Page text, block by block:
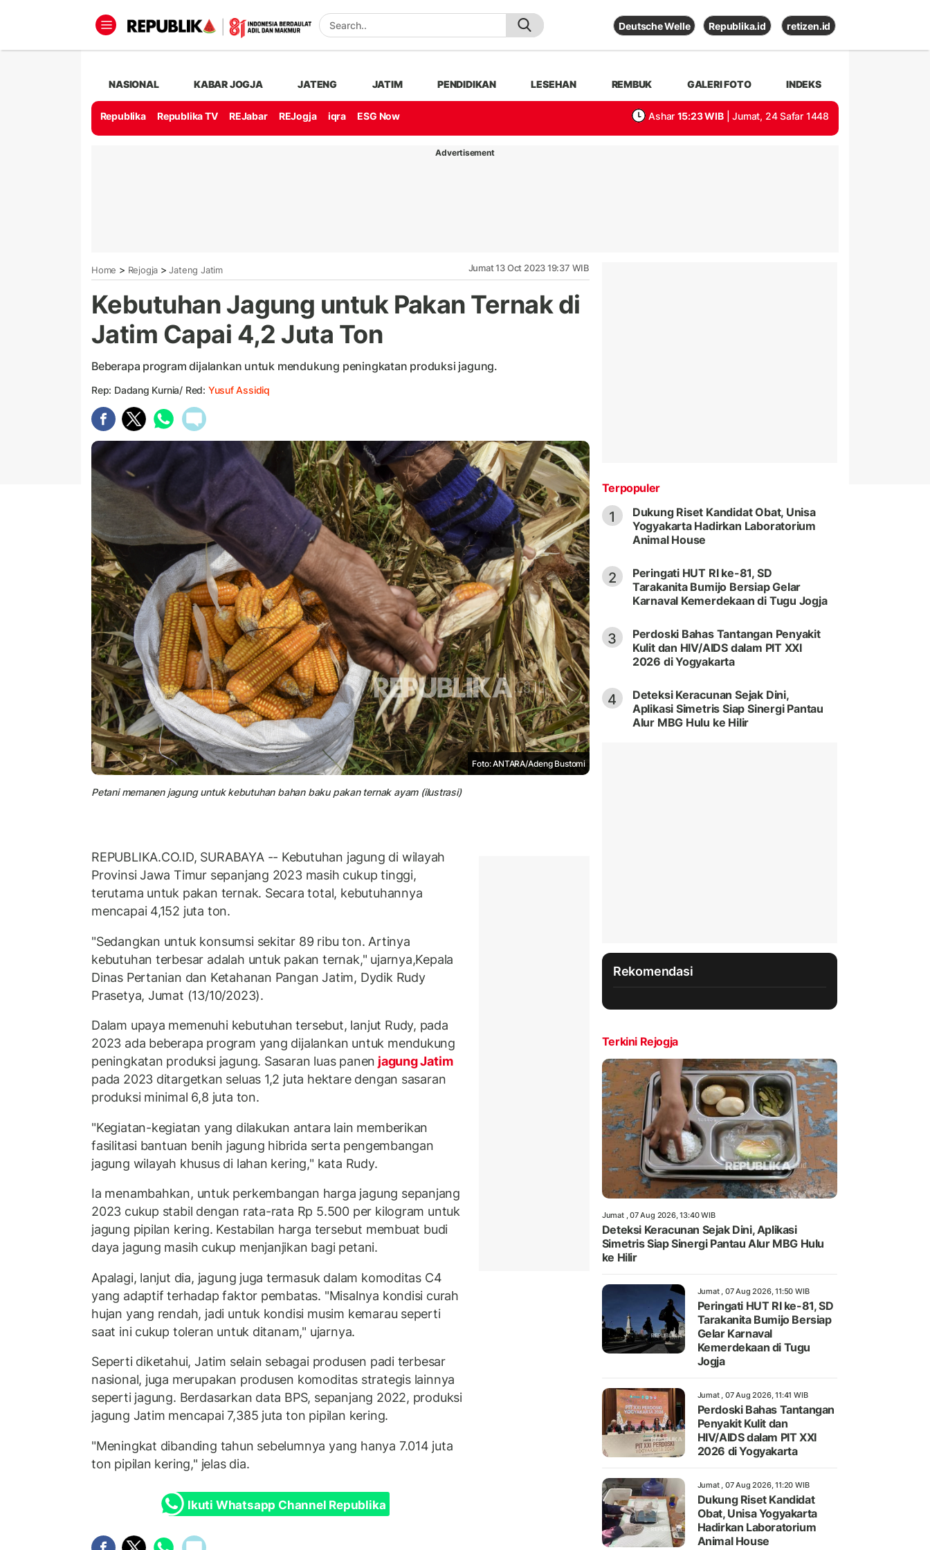
Deutsche Welle Republika.id retizen.id
NASIONAL KABAR JOGJA JATENG JATIM PENDIDIKAN LESEHAN REMBUK GALERI FOTO INDEKS
Republika Republika TV REJabar REJogja iqra ESG Now Ashar 15:23 WIB | Jumat, 24 Safar 1448
Advertisement
Home > Rejogja > Jateng Jatim Jumat 13 Oct 2023 19:37 WIB
Kebutuhan Jagung untuk Pakan Ternak di
Jatim Capai 4,2 Juta Ton
Beberapa program dijalankan untuk mendukung peningkatan produksi jagung.
Rep: Dadang Kurnia/ Red: Yusuf Assidiq
Foto: ANTARA/Adeng Bustomi
Petani memanen jagung untuk kebutuhan bahan baku pakan ternak ayam (ilustrasi)
REPUBLIKA.CO.ID, SURABAYA -- Kebutuhan jagung di wilayah
Provinsi Jawa Timur sepanjang 2023 masih cukup tinggi,
terutama untuk pakan ternak. Secara total, kebutuhannya
mencapai 4,152 juta ton.
"Sedangkan untuk konsumsi sekitar 89 ribu ton. Artinya
kebutuhan terbesar adalah untuk pakan ternak," ujarnya,Kepala
Dinas Pertanian dan Ketahanan Pangan Jatim, Dydik Rudy
Prasetya, Jumat (13/10/2023).
Dalam upaya memenuhi kebutuhan tersebut, lanjut Rudy, pada
2023 ada beberapa program yang dijalankan untuk mendukung
peningkatan produksi jagung. Sasaran luas panen jagung Jatim
pada 2023 ditargetkan seluas 1,2 juta hektare dengan sasaran
produksi minimal 6,8 juta ton.
"Kegiatan-kegiatan yang dilakukan antara lain memberikan
fasilitasi bantuan benih jagung hibrida serta pengembangan
jagung wilayah khusus di lahan kering," kata Rudy.
Ia menambahkan, untuk perkembangan harga jagung sepanjang
2023 cukup stabil dengan rata-rata Rp 5.500 per kilogram untuk
jagung pipilan kering. Kestabilan harga tersebut membuat budi
daya jagung masih cukup menjanjikan bagi petani.
Apalagi, lanjut dia, jagung juga termasuk dalam komoditas C4
yang adaptif terhadap faktor pembatas. "Misalnya kondisi curah
hujan yang rendah, jadi untuk kondisi musim kemarau seperti
saat ini cukup toleran untuk ditanam," ujarnya.
Seperti diketahui, Jatim selain sebagai produsen padi terbesar
nasional, juga merupakan produsen komoditas strategis lainnya
seperti jagung. Berdasarkan data BPS, sepanjang 2022, produksi
jagung Jatim mencapai 7,385 juta ton pipilan kering.
"Meningkat dibanding tahun sebelumnya yang hanya 7.014 juta
ton pipilan kering," jelas dia.
Ikuti Whatsapp Channel Republika
Terpopuler
1
Dukung Riset Kandidat Obat, Unisa
Yogyakarta Hadirkan Laboratorium
Animal House
2
Peringati HUT RI ke-81, SD
Tarakanita Bumijo Bersiap Gelar
Karnaval Kemerdekaan di Tugu Jogja
3
Perdoski Bahas Tantangan Penyakit
Kulit dan HIV/AIDS dalam PIT XXI
2026 di Yogyakarta
4
Deteksi Keracunan Sejak Dini,
Aplikasi Simetris Siap Sinergi Pantau
Alur MBG Hulu ke Hilir
Rekomendasi
Terkini Rejogja
Jumat , 07 Aug 2026, 13:40 WIB
Deteksi Keracunan Sejak Dini, Aplikasi
Simetris Siap Sinergi Pantau Alur MBG Hulu
ke Hilir
Jumat , 07 Aug 2026, 11:50 WIB
Peringati HUT RI ke-81, SD
Tarakanita Bumijo Bersiap
Gelar Karnaval
Kemerdekaan di Tugu
Jogja
Jumat , 07 Aug 2026, 11:41 WIB
Perdoski Bahas Tantangan
Penyakit Kulit dan
HIV/AIDS dalam PIT XXI
2026 di Yogyakarta
Jumat , 07 Aug 2026, 11:20 WIB
Dukung Riset Kandidat
Obat, Unisa Yogyakarta
Hadirkan Laboratorium
Animal House